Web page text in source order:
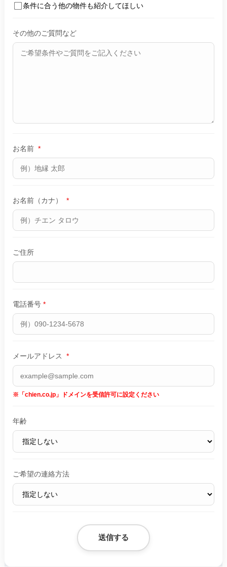
条件に合う他の物件も紹介してほしい
その他のご質問など
お名前 *
お名前（カナ） *
ご住所
電話番号 *
メールアドレス *
※「chien.co.jp」ドメインを受信許可に設定ください
年齢
ご希望の連絡方法